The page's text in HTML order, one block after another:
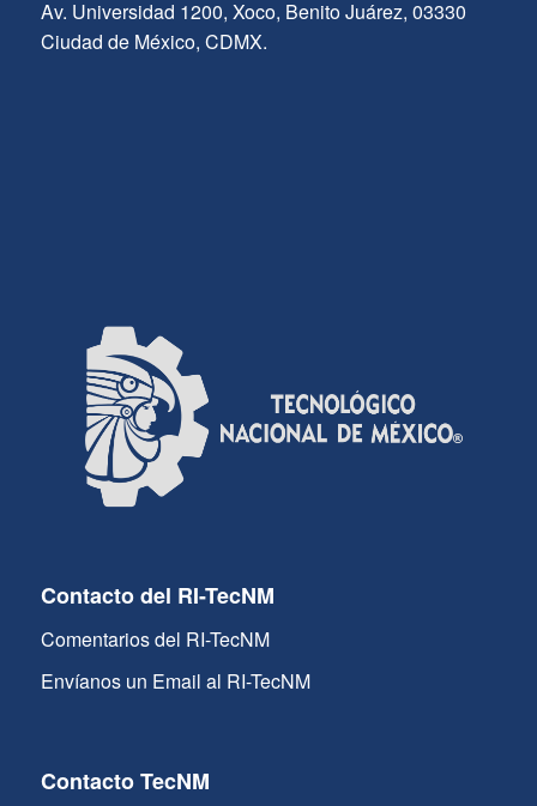
Av. Universidad 1200, Xoco, Benito Juárez, 03330
Ciudad de México, CDMX.
Contacto del RI-TecNM
Comentarios del RI-TecNM
Envíanos un Email al RI-TecNM
Contacto TecNM